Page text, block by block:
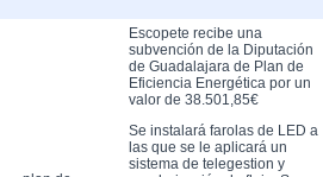
Escopete recibe una
subvención de la Diputación
de Guadalajara de Plan de
Eficiencia Energética por un
valor de 38.501,85€
Se instalará farolas de LED a
las que se le aplicará un
sistema de telegestion y